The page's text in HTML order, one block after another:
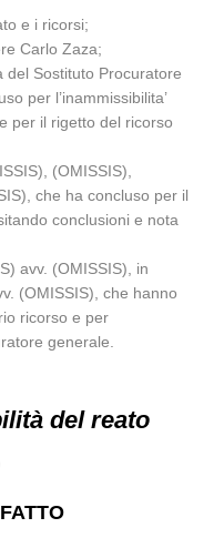
e i ricorsi;
Carlo Zaza;
del Sostituto Procuratore
per l’inammissibilita’
per il rigetto del ricorso
(OMISSIS),
che ha concluso per il
conclusioni e nota
avv. (OMISSIS), in
(OMISSIS), che hanno
ricorso e per
generale.
del reato
FATTO